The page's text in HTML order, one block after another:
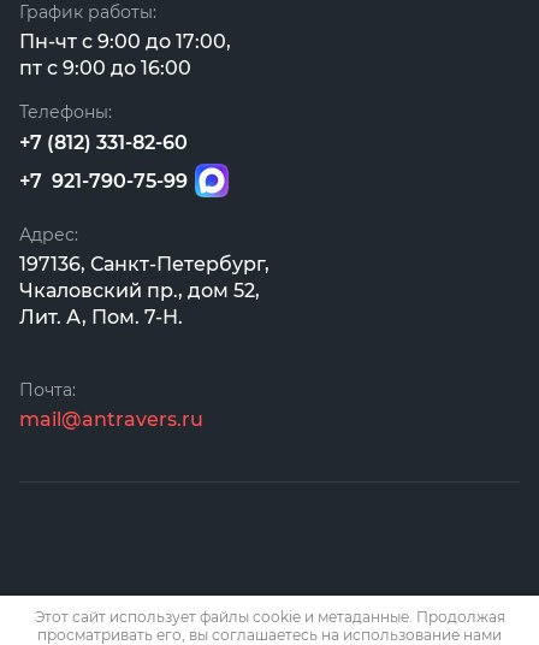
График работы:
Пн-чт с 9:00 до 17:00,
пт с 9:00 до 16:00
Телефоны:
+7 (812) 331-82-60
+7 921-790-75-99
Адрес:
197136, Санкт-Петербург,
Чкаловский пр., дом 52,
Лит. А, Пом. 7-Н.
Почта:
mail@antravers.ru
Этот сайт использует файлы cookie и метаданные. Продолжая
просматривать его, вы соглашаетесь на использование нами